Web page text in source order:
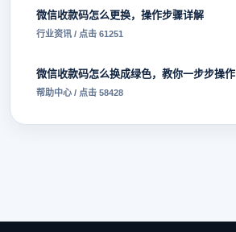
微信收款码怎么更换，操作步骤详解
行业资讯 / 点击 61251
微信收款码怎么换成绿色，教你一步步操作
帮助中心 / 点击 58428